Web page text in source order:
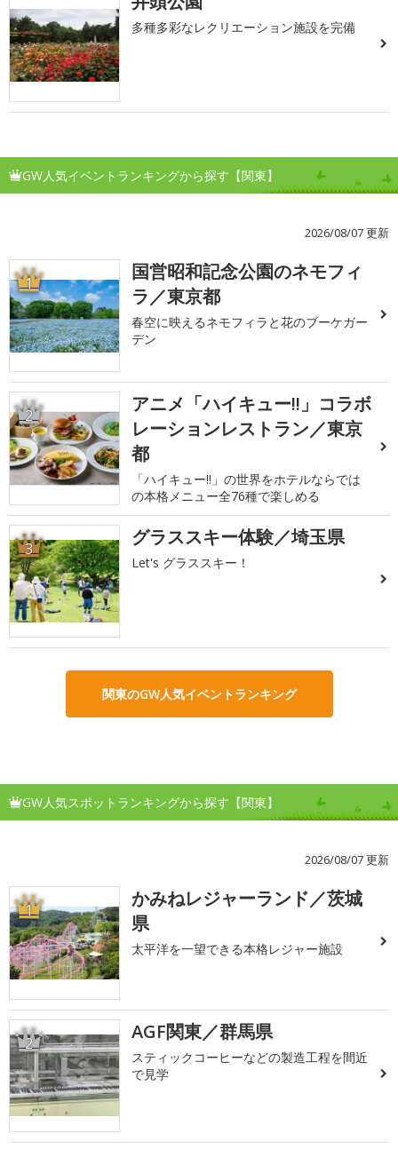
多種多彩なレクリエーション施設を完備
GW人気イベントランキングから探す【関東】
2026/08/07 更新
1
国営昭和記念公園のネモフィ
ラ／東京都
春空に映えるネモフィラと花のブーケガー
デン
2
アニメ「ハイキュー!!」コラボ
レーションレストラン／東京
都
「ハイキュー!!」の世界をホテルならでは
の本格メニュー全76種で楽しめる
3 グラススキー体験／埼玉県
Let's グラススキー！
関東のGW人気イベントランキング
GW人気スポットランキングから探す【関東】
2026/08/07 更新
1
かみねレジャーランド／茨城
県
太平洋を一望できる本格レジャー施設
2 AGF関東／群馬県
スティックコーヒーなどの製造工程を間近
で見学